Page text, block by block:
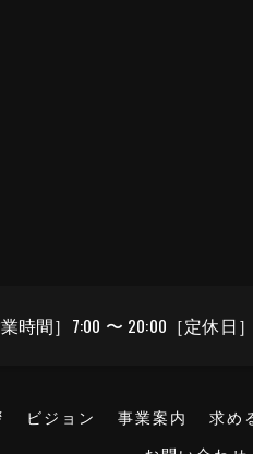
業時間］7:00 〜 20:00［定休日
ビジョン 事業案内 求め